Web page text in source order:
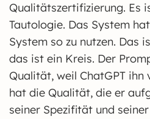
Qualitätszertifizierung. Es
Tautologie. Das System
System so zu nutzen. Das
das ist ein Kreis. Der
Qualität, weil ChatGPT ihn
hat die Qualität, die er
seiner Spezifität und